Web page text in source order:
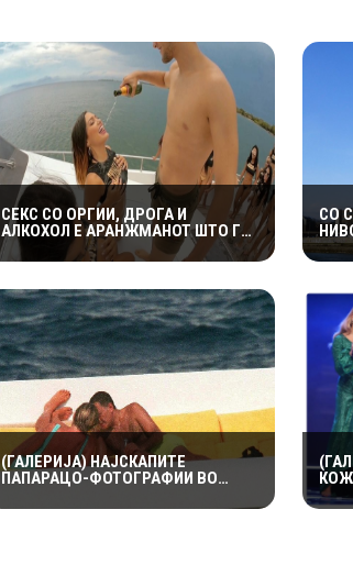
СЕКС СО ОРГИИ, ДРОГА И
АЛКОХОЛ Е АРАНЖМАНОТ ШТО ГО
НУДИ КОЛУМБИСКИ ОСТРОВ
СО
(ГАЛЕРИЈА) НАЈСКАПИТЕ
ПАПАРАЦО-ФОТОГРАФИИ ВО
ДОЛАРИ ЗА ПРВАТА НАПРАВЕНА
АМА